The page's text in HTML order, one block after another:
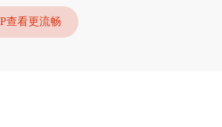
查看更流畅